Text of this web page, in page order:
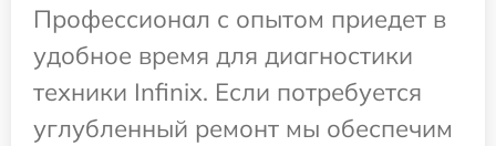
Профессионал с опытом приедет в
удобное время для диагностики
техники Infinix. Если потребуется
углубленный ремонт мы обеспечим